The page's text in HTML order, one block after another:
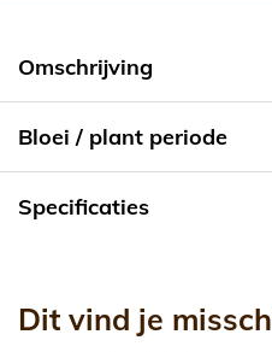
Omschrijving
Bloei / plant periode
Specificaties
Dit vind je